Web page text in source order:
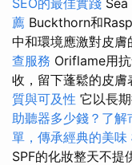
SEO的最佳實踐 Sea
薦 Buckthorn和
中和環境應激對皮膚
查服務 Oriflame用
收，留下蓬鬆的皮膚
質與可及性 它以長
助聽器多少錢？了
單，傳承經典的美味
SPF的化妝整天不提